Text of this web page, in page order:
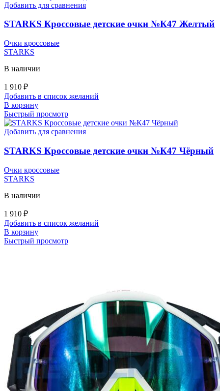
Добавить для сравнения
STARKS Кроссовые детские очки №К47 Желтый
Очки кроссовые
STARKS
В наличии
1 910 ₽
Добавить в список желаний
В корзину
Быстрый просмотр
Добавить для сравнения
STARKS Кроссовые детские очки №К47 Чёрный
Очки кроссовые
STARKS
В наличии
1 910 ₽
Добавить в список желаний
В корзину
Быстрый просмотр